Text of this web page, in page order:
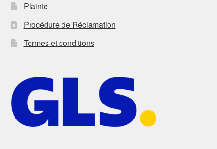
Plainte
Procédure de Réclamation
Termes et conditions